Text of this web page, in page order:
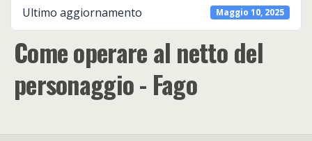
Ultimo aggiornamento Maggio 10, 2025
Come operare al netto del
personaggio - Fago